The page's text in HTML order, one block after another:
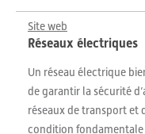
Site web
Réseaux électriques
Un réseau électrique
de garantir la sécurité
réseaux de transport
condition fondamentale